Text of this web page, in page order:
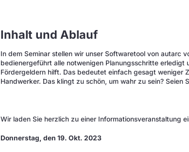
Inhalt und Ablauf
In dem Seminar stellen wir unser Softwaretool von autarc
bedienergeführt alle notwenigen Planungsschritte erledigt
Fördergeldern hilft. Das bedeutet einfach gesagt weniger
Handwerker. Das klingt zu schön, um wahr zu sein? Seien
Wir laden Sie herzlich zu einer Informationsveranstaltung
Donnerstag, den 19. Okt. 2023